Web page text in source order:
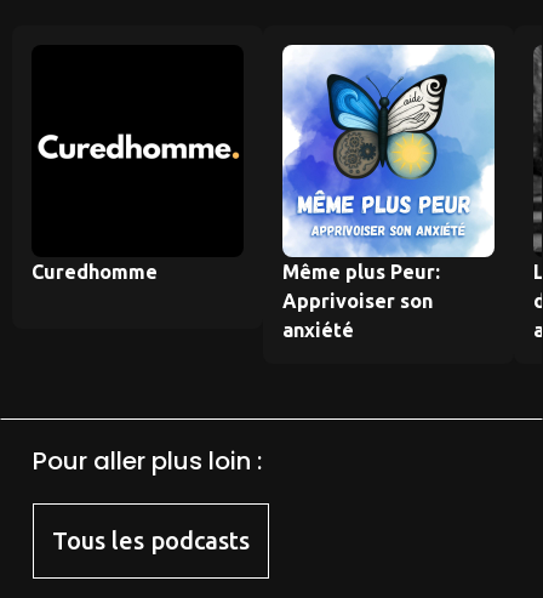
Curedhomme
Même plus Peur:
Apprivoiser son
anxiété
Pour aller plus loin :
Tous les podcasts